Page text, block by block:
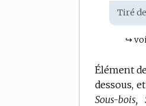
:
Tiré
↪
Élément
dessous,
Sous-bois,